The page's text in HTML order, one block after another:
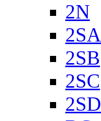
2N
2SA
2SB
2SC
2SD